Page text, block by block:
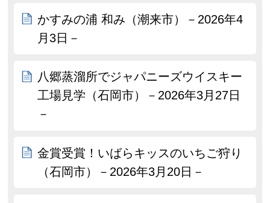
かすみの浦 和み（潮来市）－2026年4
月3日－
八郷蒸溜所でジャパニーズウイスキー
工場見学（石岡市）－2026年3月27日
－
金賞受賞！いばらキッスのいちご狩り
（石岡市）－2026年3月20日－